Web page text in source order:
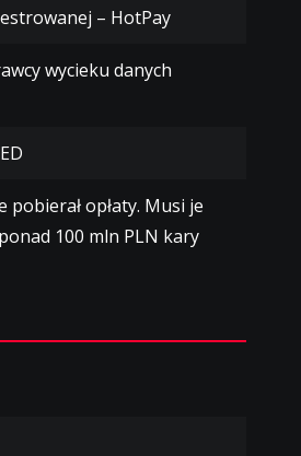
– HotPay
wycieku danych
pobierał opłaty. Musi je
100 mln PLN kary